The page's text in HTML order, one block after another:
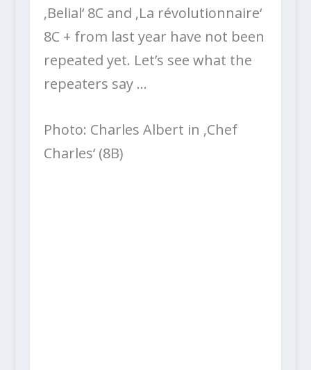
‚Belial‘ 8C and ‚La révolutionnaire‘
8C + from last year have not been
repeated yet. Let’s see what the
repeaters say …
Photo: Charles Albert in ‚Chef
Charles‘ (8B)